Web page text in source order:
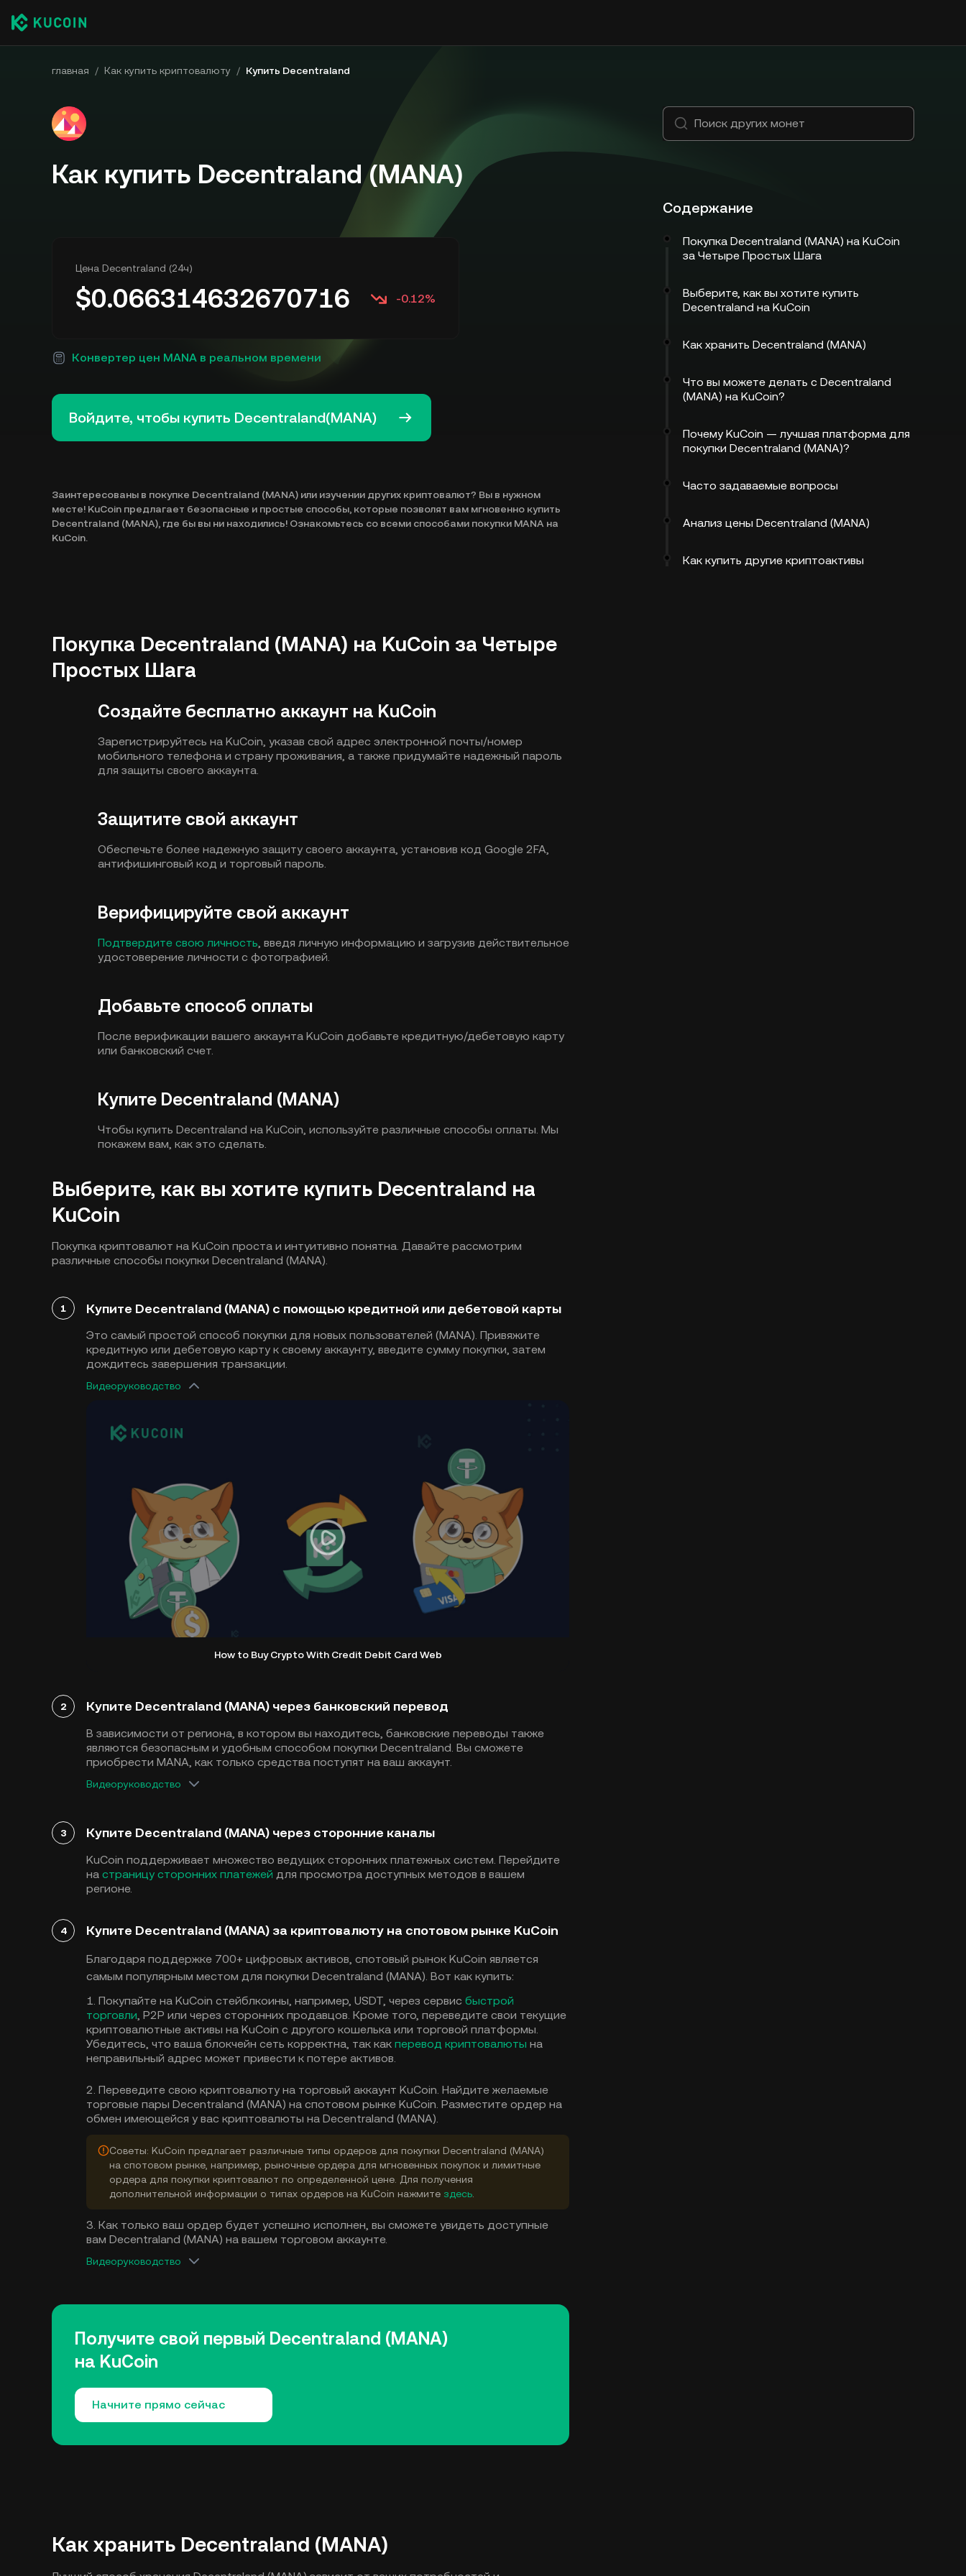
главная / Как купить криптовалюту / Купить Decentraland
Как купить Decentraland (MANA)
Цена Decentraland (24ч)
$0.066314632670716 -0.12%
Конвертер цен MANA в реальном времени
Войдите, чтобы купить Decentraland(MANA)
Заинтересованы в покупке Decentraland (MANA) или изучении других криптовалют? Вы в нужном
месте! KuCoin предлагает безопасные и простые способы, которые позволят вам мгновенно купить
Decentraland (MANA), где бы вы ни находились! Ознакомьтесь со всеми способами покупки MANA на
KuCoin.
Покупка Decentraland (MANA) на KuCoin за Четыре
Простых Шага
Создайте бесплатно аккаунт на KuCoin
Зарегистрируйтесь на KuCoin, указав свой адрес электронной почты/номер
мобильного телефона и страну проживания, а также придумайте надежный пароль
для защиты своего аккаунта.
Защитите свой аккаунт
Обеспечьте более надежную защиту своего аккаунта, установив код Google 2FA,
антифишинговый код и торговый пароль.
Верифицируйте свой аккаунт
Подтвердите свою личность, введя личную информацию и загрузив действительное
удостоверение личности с фотографией.
Добавьте способ оплаты
После верификации вашего аккаунта KuCoin добавьте кредитную/дебетовую карту
или банковский счет.
Купите Decentraland (MANA)
Чтобы купить Decentraland на KuCoin, используйте различные способы оплаты. Мы
покажем вам, как это сделать.
Выберите, как вы хотите купить Decentraland на
KuCoin
Покупка криптовалют на KuCoin проста и интуитивно понятна. Давайте рассмотрим
различные способы покупки Decentraland (MANA).
1 Купите Decentraland (MANA) с помощью кредитной или дебетовой карты
Это самый простой способ покупки для новых пользователей (MANA). Привяжите
кредитную или дебетовую карту к своему аккаунту, введите сумму покупки, затем
дождитесь завершения транзакции.
Видеоруководство
How to Buy Crypto With Credit Debit Card Web
2 Купите Decentraland (MANA) через банковский перевод
В зависимости от региона, в котором вы находитесь, банковские переводы также
являются безопасным и удобным способом покупки Decentraland. Вы сможете
приобрести MANA, как только средства поступят на ваш аккаунт.
Видеоруководство
3 Купите Decentraland (MANA) через сторонние каналы
KuCoin поддерживает множество ведущих сторонних платежных систем. Перейдите
на страницу сторонних платежей для просмотра доступных методов в вашем
регионе.
4 Купите Decentraland (MANA) за криптовалюту на спотовом рынке KuCoin
Благодаря поддержке 700+ цифровых активов, спотовый рынок KuCoin является
самым популярным местом для покупки Decentraland (MANA). Вот как купить:
1. Покупайте на KuCoin стейблкоины, например, USDT, через сервис быстрой
торговли , P2P или через сторонних продавцов. Кроме того, переведите свои текущие
криптовалютные активы на KuCoin с другого кошелька или торговой платформы.
Убедитесь, что ваша блокчейн сеть корректна, так как перевод криптовалюты на
неправильный адрес может привести к потере активов.
2. Переведите свою криптовалюту на торговый аккаунт KuCoin. Найдите желаемые
торговые пары Decentraland (MANA) на спотовом рынке KuCoin. Разместите ордер на
обмен имеющейся у вас криптовалюты на Decentraland (MANA).
Советы: KuCoin предлагает различные типы ордеров для покупки Decentraland (MANA)
на спотовом рынке, например, рыночные ордера для мгновенных покупок и лимитные
ордера для покупки криптовалют по определенной цене. Для получения
дополнительной информации о типах ордеров на KuCoin нажмите здесь
3. Как только ваш ордер будет успешно исполнен, вы сможете увидеть доступные
вам Decentraland (MANA) на вашем торговом аккаунте.
Видеоруководство
Получите свой первый Decentraland (MANA)
на KuCoin
Начните прямо сейчас
Как хранить Decentraland (MANA)
Содержание
Покупка Decentraland (MANA) на KuCoin
за Четыре Простых Шага
Выберите, как вы хотите купить
Decentraland на KuCoin
Как хранить Decentraland (MANA)
Что вы можете делать с Decentraland
(MANA) на KuCoin?
Почему KuCoin — лучшая платформа для
покупки Decentraland (MANA)?
Часто задаваемые вопросы
Анализ цены Decentraland (MANA)
Как купить другие криптоактивы